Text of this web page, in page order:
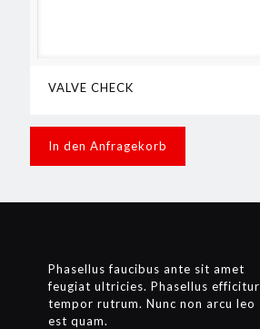
VALVE CHECK
In den Anfragekorb
Phasellus faucibus ante sit amet
feugiat ultricies. Phasellus efficitur
tempor rutrum. Nunc non arcu leo
est quam.